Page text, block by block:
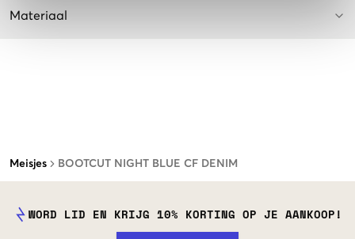
Meisjes BOOTCUT NIGHT BLUE CF DENIM
Materiaal
WORD LID EN KRIJG 10% KORTING OP JE AANKOOP!